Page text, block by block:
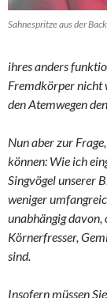
Sahnespritze aus der
ihres anders
Fremdkörper nicht
den Atemwegen
Nun aber zur
können: Wie ich
Singvögel unserer
weniger
unabhängig davon,
Körnerfresser,
sind.
Insofern müssen